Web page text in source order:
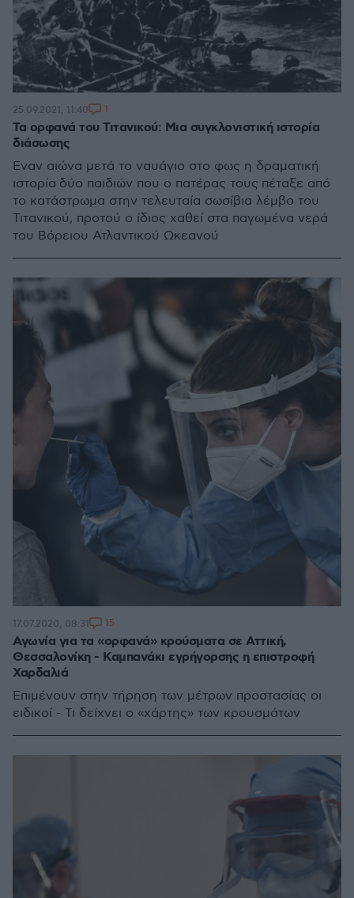
Τα ορφανά του Τιτανικού: Μια συγκλονιστική ιστορία
διάσωσης
Εναν αιώνα μετά το ναυάγιο στο φως η δραματική
ιστορία δύο παιδιών που ο πατέρας τους πέταξε από
το κατάστρωμα στην τελευταία σωσίβια λέμβο του
Τιτανικού, προτού ο ίδιος χαθεί στα παγωμένα νερά
του Βόρειου Ατλαντικού Ωκεανού
25.09.2021, 11:40 1
Αγωνία για τα «ορφανά» κρούσματα σε Αττική,
Θεσσαλονίκη - Καμπανάκι εγρήγορσης η επιστροφή
Χαρδαλιά
Επιμένουν στην τήρηση των μέτρων προστασίας οι
ειδικοί - Τι δείχνει ο «χάρτης» των κρουσμάτων
17.07.2020, 08:31 15